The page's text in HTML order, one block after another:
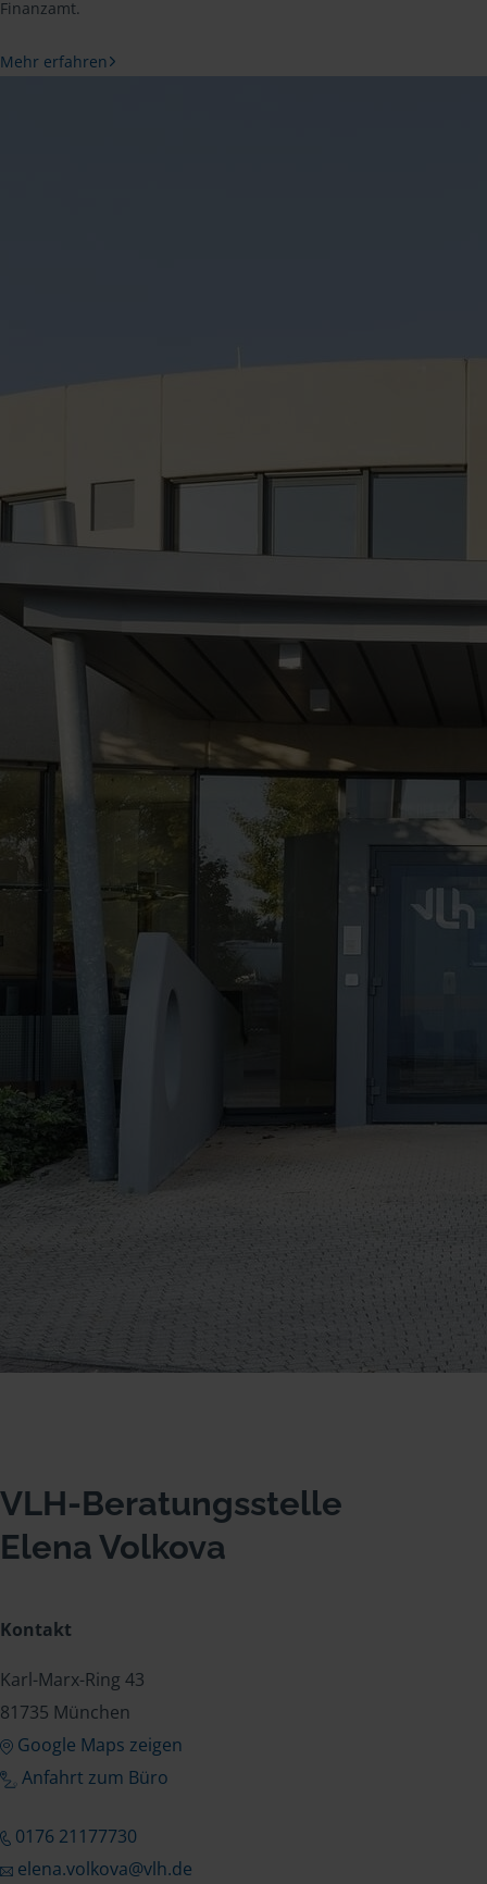
Finanzamt.
Mehr erfahren
VLH-Beratungsstelle
Elena Volkova
Kontakt
Karl-Marx-Ring 43
81735 München
Google Maps zeigen
Anfahrt zum Büro
0176 21177730
elena.volkova@vlh.de